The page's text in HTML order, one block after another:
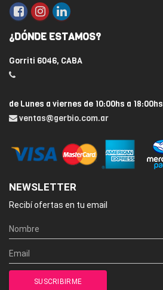
¿DÓNDE ESTAMOS?
Gorriti 6046, CABA
de Lunes a viernes de 10:00hs a 18:00hs
ventas@gerbio.com.ar
NEWSLETTER
Recibí ofertas en tu email